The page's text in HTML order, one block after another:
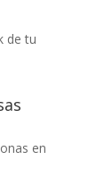
de tu
en